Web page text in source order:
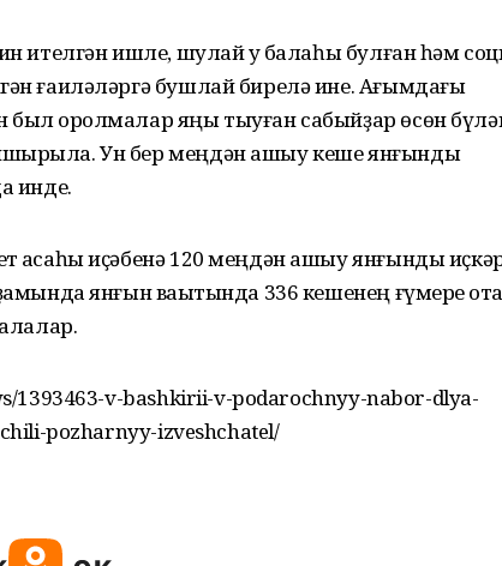
ителгән ишле, шулай уҡ балаһы булған һәм
ғаиләләргә бушлай бирелә ине. Ағымдағы
ҡоролмалар яңы тыуған сабыйҙар өсөн
Ун бер меңдән ашыу кеше янғынды
инде.
аҡсаһы иҫәбенә 120 меңдән ашыу янғынды
янғын ваҡытында 336 кешенең ғүмере
1393463-v-bashkirii-v-podarochnyy-nabor-dlya-
pozharnyy-izveshchatel/